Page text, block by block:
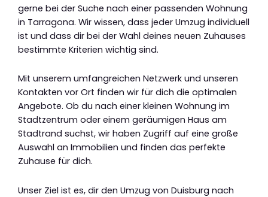
gerne bei der Suche nach einer passenden Wohnung
in Tarragona. Wir wissen, dass jeder Umzug individuell
ist und dass dir bei der Wahl deines neuen Zuhauses
bestimmte Kriterien wichtig sind.
Mit unserem umfangreichen Netzwerk und unseren
Kontakten vor Ort finden wir für dich die optimalen
Angebote. Ob du nach einer kleinen Wohnung im
Stadtzentrum oder einem geräumigen Haus am
Stadtrand suchst, wir haben Zugriff auf eine große
Auswahl an Immobilien und finden das perfekte
Zuhause für dich.
Unser Ziel ist es, dir den Umzug von Duisburg nach